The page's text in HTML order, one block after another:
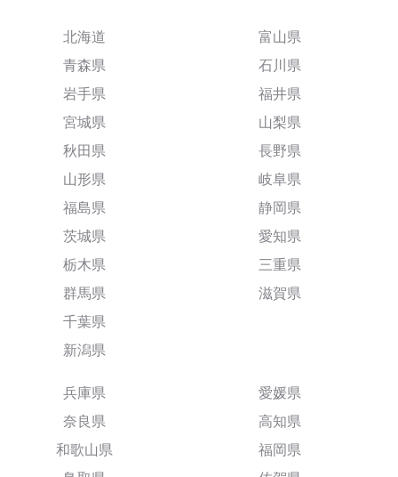
北海道
青森県
岩手県
宮城県
秋田県
山形県
福島県
茨城県
栃木県
群馬県
千葉県
新潟県
富山県
石川県
福井県
山梨県
長野県
岐阜県
静岡県
愛知県
三重県
滋賀県
兵庫県
奈良県
和歌山県
愛媛県
高知県
福岡県